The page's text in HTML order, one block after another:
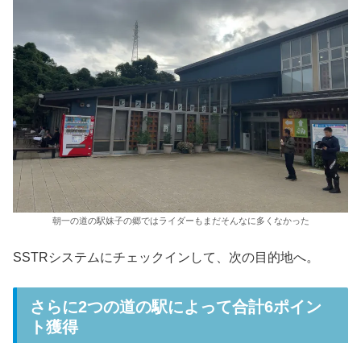
朝一の道の駅妹子の郷ではライダーもまだそんなに多くなかった
SSTRシステムにチェックインして、次の目的地へ。
さらに2つの道の駅によって合計6ポイン
ト獲得